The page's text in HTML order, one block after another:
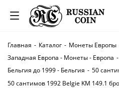
Главная - Каталог - Монеты Европы
Западная Европа - Монеты - Европа -
Бельгия до 1999 - Бельгия - 50
50 сантимов 1992 Belgie KM 149.1